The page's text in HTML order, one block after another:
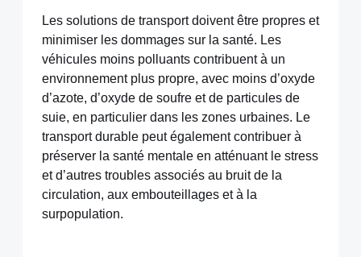
Les solutions de transport doivent être propres et
minimiser les dommages sur la santé. Les
véhicules moins polluants contribuent à un
environnement plus propre, avec moins d’oxyde
d’azote, d’oxyde de soufre et de particules de
suie, en particulier dans les zones urbaines. Le
transport durable peut également contribuer à
préserver la santé mentale en atténuant le stress
et d’autres troubles associés au bruit de la
circulation, aux embouteillages et à la
surpopulation.